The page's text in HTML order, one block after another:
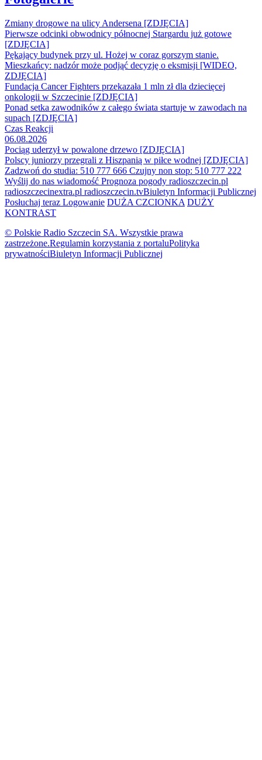
Zmiany drogowe na ulicy Andersena [ZDJĘCIA]
Pierwsze odcinki obwodnicy północnej Stargardu już gotowe
[ZDJĘCIA]
Pękający budynek przy ul. Hożej w coraz gorszym stanie.
Mieszkańcy: nadzór może podjąć decyzję o eksmisji [WIDEO,
ZDJĘCIA]
Fundacja Cancer Fighters przekazała 1 mln zł dla dziecięcej
onkologii w Szczecinie [ZDJĘCIA]
Ponad setka zawodników z całego świata startuje w zawodach na
supach [ZDJĘCIA]
Czas Reakcji
06.08.2026
Pociąg uderzył w powalone drzewo [ZDJĘCIA]
Polscy juniorzy przegrali z Hiszpanią w piłce wodnej [ZDJĘCIA]
Zadzwoń do studia: 510 777 666 Czujny non stop: 510 777 222
Wyślij do nas wiadomość Prognoza pogody radioszczecin.pl
radioszczecinextra.pl radioszczecin.tvBiuletyn Informacji Publicznej
Posłuchaj teraz Logowanie DUŻA CZCIONKA DUŻY
KONTRAST
© Polskie Radio Szczecin SA. Wszystkie prawa
zastrzeżone.Regulamin korzystania z portaluPolityka
prywatnościBiuletyn Informacji Publicznej